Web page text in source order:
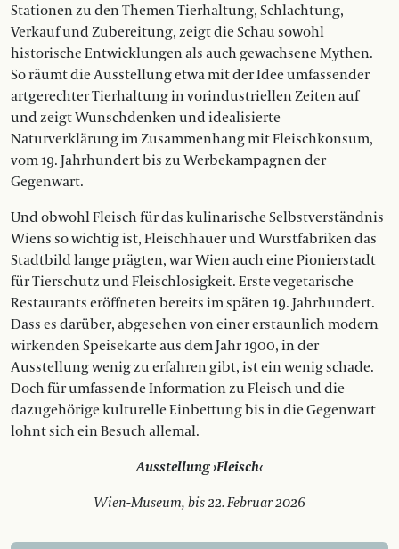
Stationen zu den Themen Tierhaltung, Schlachtung,
Verkauf und Zubereitung, zeigt die Schau sowohl
historische Entwicklungen als auch gewachsene Mythen.
So räumt die Ausstellung etwa mit der Idee umfassender
artgerechter Tierhaltung in vorindustriellen Zeiten auf
und zeigt Wunschdenken und idealisierte
Naturverklärung im Zusammenhang mit Fleischkonsum,
vom 19. Jahrhundert bis zu Werbekampagnen der
Gegenwart.
Und obwohl Fleisch für das kulinarische Selbstverständnis
Wiens so wichtig ist, Fleischhauer und Wurstfabriken das
Stadtbild lange prägten, war Wien auch eine Pionierstadt
für Tierschutz und Fleischlosigkeit. Erste vegetarische
Restaurants eröffneten bereits im späten 19. Jahrhundert.
Dass es darüber, abgesehen von einer erstaunlich modern
wirkenden Speisekarte aus dem Jahr 1900, in der
Ausstellung wenig zu erfahren gibt, ist ein wenig schade.
Doch für umfassende Information zu Fleisch und die
dazugehörige kulturelle Einbettung bis in die Gegenwart
lohnt sich ein Besuch allemal.
Ausstellung ›Fleisch‹
Wien-Museum, bis 22. Februar 2026